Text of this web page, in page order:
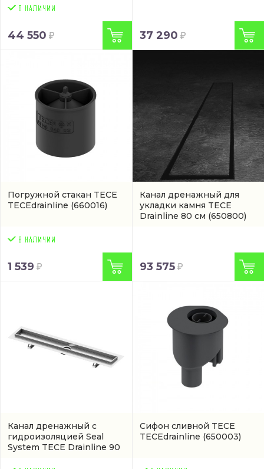
44 550 37 290
Погружной стакан TECE
TECEdrainline (660016)
1 539
Канал дренажный для
укладки камня TECE
Drainline 80 см (650800)
93 575
Канал дренажный с
гидроизоляцией Seal
System TECE Drainline 90
Сифон сливной TECE
TECEdrainline (650003)